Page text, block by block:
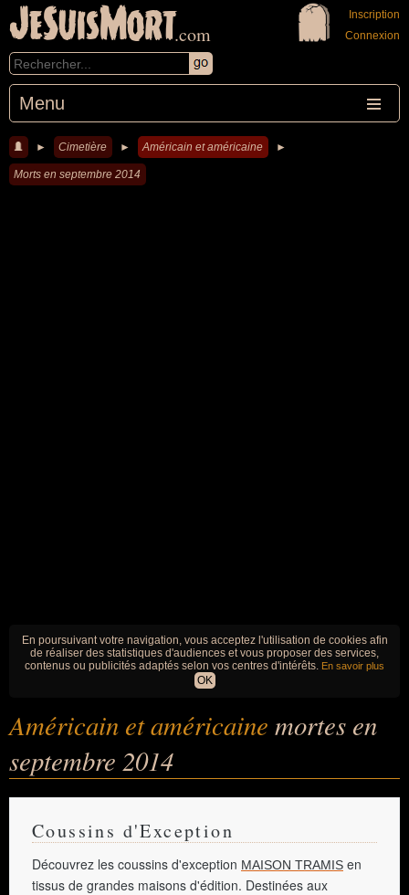
JeSuisMort.com
Menu
Inscription
Connexion
► Cimetière ► Américain et américaine ►
Morts en septembre 2014
En poursuivant votre navigation, vous acceptez l'utilisation de cookies afin
de réaliser des statistiques d'audiences et vous proposer des services,
contenus ou publicités adaptés selon vos centres d'intérêts. En savoir plus
OK
Américain et américaine mortes en
septembre 2014
Coussins d'Exception
Découvrez les coussins d'exception MAISON TRAMIS en
tissus de grandes maisons d'édition. Destinées aux